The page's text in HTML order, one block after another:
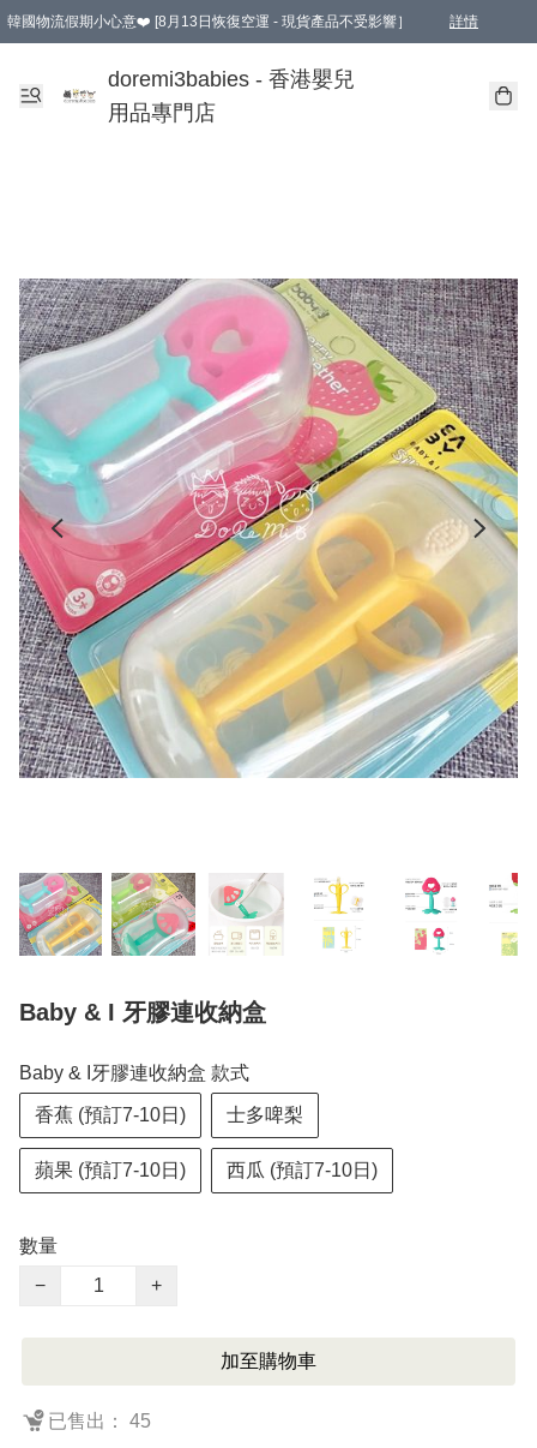
韓國物流假期小心意❤️ [8月13日恢復空運 - 現貨產品不受影響］ 詳情
新會員首張訂單滿$600即享9折優惠！(部份超優惠產品 & 品牌指定價除外)
doremi3babies - 香港嬰兒
用品專門店
Baby & I 牙膠連收納盒
Baby & I牙膠連收納盒 款式
香蕉 (預訂7-10日) 士多啤梨
蘋果 (預訂7-10日) 西瓜 (預訂7-10日)
數量
−
+
加至購物車
已售出： 45